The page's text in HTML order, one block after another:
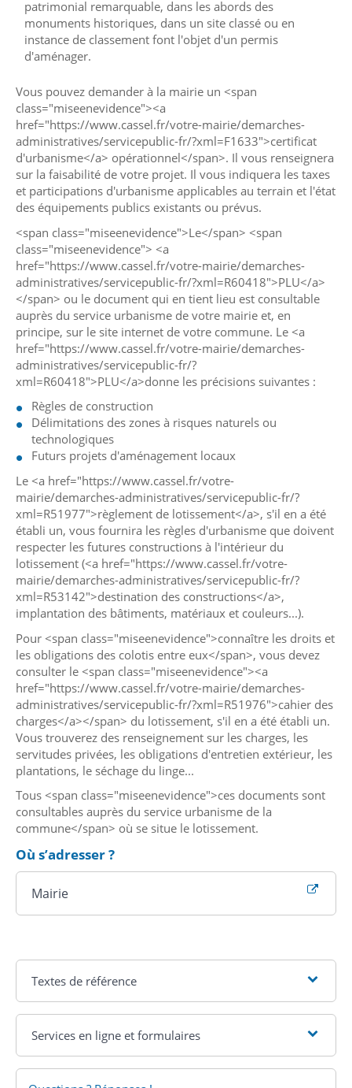
patrimonial remarquable, dans les abords des
monuments historiques, dans un site classé ou en
instance de classement font l'objet d'un permis
d'aménager.
Vous pouvez demander à la mairie un <span
class="miseenevidence"><a
href="https://www.cassel.fr/votre-mairie/demarches-
administratives/servicepublic-fr/?xml=F1633">certificat
d'urbanisme</a> opérationnel</span>. Il vous renseignera
sur la faisabilité de votre projet. Il vous indiquera les taxes
et participations d'urbanisme applicables au terrain et l'état
des équipements publics existants ou prévus.
<span class="miseenevidence">Le</span> <span
class="miseenevidence"> <a
href="https://www.cassel.fr/votre-mairie/demarches-
administratives/servicepublic-fr/?xml=R60418">PLU</a>
</span> ou le document qui en tient lieu est consultable
auprès du service urbanisme de votre mairie et, en
principe, sur le site internet de votre commune. Le <a
href="https://www.cassel.fr/votre-mairie/demarches-
administratives/servicepublic-fr/?
xml=R60418">PLU</a>donne les précisions suivantes :
Règles de construction
Délimitations des zones à risques naturels ou
technologiques
Futurs projets d'aménagement locaux
Le <a href="https://www.cassel.fr/votre-
mairie/demarches-administratives/servicepublic-fr/?
xml=R51977">règlement de lotissement</a>, s'il en a été
établi un, vous fournira les règles d'urbanisme que doivent
respecter les futures constructions à l'intérieur du
lotissement (<a href="https://www.cassel.fr/votre-
mairie/demarches-administratives/servicepublic-fr/?
xml=R53142">destination des constructions</a>,
implantation des bâtiments, matériaux et couleurs...).
Pour <span class="miseenevidence">connaître les droits et
les obligations des colotis entre eux</span>, vous devez
consulter le <span class="miseenevidence"><a
href="https://www.cassel.fr/votre-mairie/demarches-
administratives/servicepublic-fr/?xml=R51976">cahier des
charges</a></span> du lotissement, s'il en a été établi un.
Vous trouverez des renseignement sur les charges, les
servitudes privées, les obligations d'entretien extérieur, les
plantations, le séchage du linge...
Tous <span class="miseenevidence">ces documents sont
consultables auprès du service urbanisme de la
commune</span> où se situe le lotissement.
Où s’adresser ?
Mairie
Textes de référence
Services en ligne et formulaires